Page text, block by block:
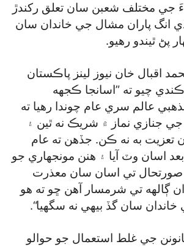
جي مختلف شعبن سان تعلق رکندڙ
انگ پاران مشال جي خاندان سان
پڻ ٿيندو رهيو.
اقبال خان نيوز لينز پاڪستان
چيو ته ”اسانجا ڪجهه
عالم سري عام چوندا رهيا ته
جنازي نماز ۾ شريڪ نه ٿين ۽
تعزيت به نه ڪن. جڏهن ته عام
اسان وٽ آيا ۽ هنن مونجهاري جو
تي اسان سان معذرت
ڳالهه تي شرمسار آهن ڇو ته هو
خاندان سان گڏ بيهي نه سگھيا“.
جي غلط استعمال جو حوالو